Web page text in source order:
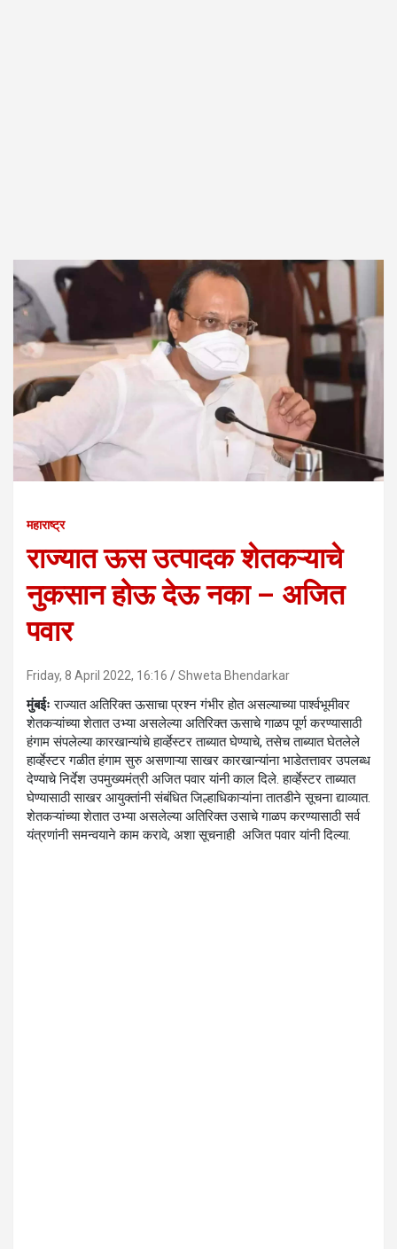
महाराष्ट्र
राज्यात ऊस उत्पादक शेतकऱ्याचे
नुकसान होऊ देऊ नका – अजित
पवार
Friday, 8 April 2022, 16:16 Shweta Bhendarkar
मुंबईः राज्यात अतिरिक्त ऊसाचा प्रश्न गंभीर होत असल्याच्या पार्श्वभूमीवर
शेतकऱ्यांच्या शेतात उभ्या असलेल्या अतिरिक्त ऊसाचे गाळप पूर्ण करण्यासाठी
हंगाम संपलेल्या कारखान्यांचे हार्व्हेस्टर ताब्यात घेण्याचे, तसेच ताब्यात घेतलेले
हार्व्हेस्टर गळीत हंगाम सुरु असणाऱ्या साखर कारखान्यांना भाडेतत्तावर उपलब्ध
देण्याचे निर्देश उपमुख्यमंत्री अजित पवार यांनी काल दिले. हार्व्हेस्टर ताब्यात
घेण्यासाठी साखर आयुक्तांनी संबंधित जिल्हाधिकाऱ्यांना तातडीने सूचना द्याव्यात.
शेतकऱ्यांच्या शेतात उभ्या असलेल्या अतिरिक्त उसाचे गाळप करण्यासाठी सर्व
यंत्रणांनी समन्वयाने काम करावे, अशा सूचनाही अजित पवार यांनी दिल्या.